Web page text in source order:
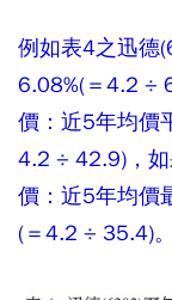
例如表4之迅德
6.08%(＝4.2 ÷
價：近5年均價
4.2 ÷ 42.9)，
價：近5年均價
(＝4.2 ÷ 35.4)。